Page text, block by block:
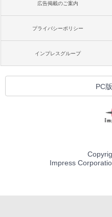
広告掲載のご案内
プライバシーポリシー
インプレスグループ
PC
Impress